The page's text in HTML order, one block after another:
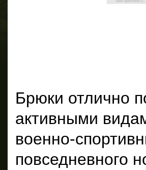
Брюки отлично
активными
военно-
повседневного